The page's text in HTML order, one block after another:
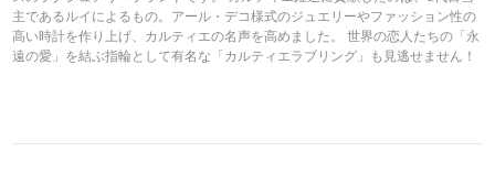
主であるルイによるもの。アール・デコ様式のジュエリーやファッション性の
高い時計を作り上げ、カルティエの名声を高めました。 世界の恋人たちの「永
遠の愛」を結ぶ指輪として有名な「カルティエラブリング」も見逃せません！